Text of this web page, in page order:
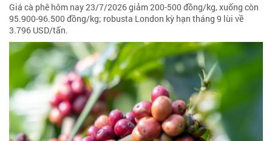
Giá cà phê hôm nay 23/7/2026 giảm 200-500 đồng/kg, xuống còn
95.900-96.500 đồng/kg; robusta London kỳ hạn tháng 9 lùi về
3.796 USD/tấn.